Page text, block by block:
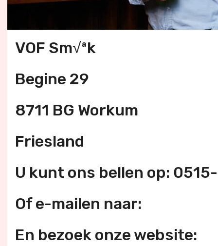
VOF Sm√ªk
Begine 29
8711 BG Workum
Friesland
U kunt ons bellen op:
Of e-mailen naar:
En bezoek onze website: